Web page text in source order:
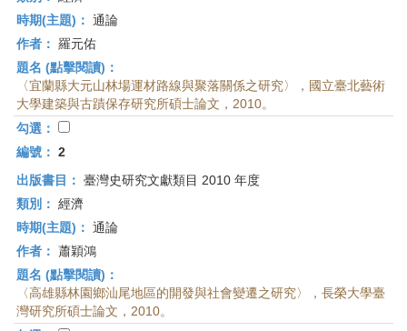
時期(主題)： 通論
作者： 羅元佑
題名 (點擊閱讀)：
〈宜蘭縣大元山林場運材路線與聚落關係之研究〉，國立臺北藝術
大學建築與古蹟保存研究所碩士論文，2010。
勾選：
編號： 2
出版書目： 臺灣史研究文獻類目 2010 年度
類別： 經濟
時期(主題)： 通論
作者： 蕭穎鴻
題名 (點擊閱讀)：
〈高雄縣林園鄉汕尾地區的開發與社會變遷之研究〉，長榮大學臺
灣研究所碩士論文，2010。